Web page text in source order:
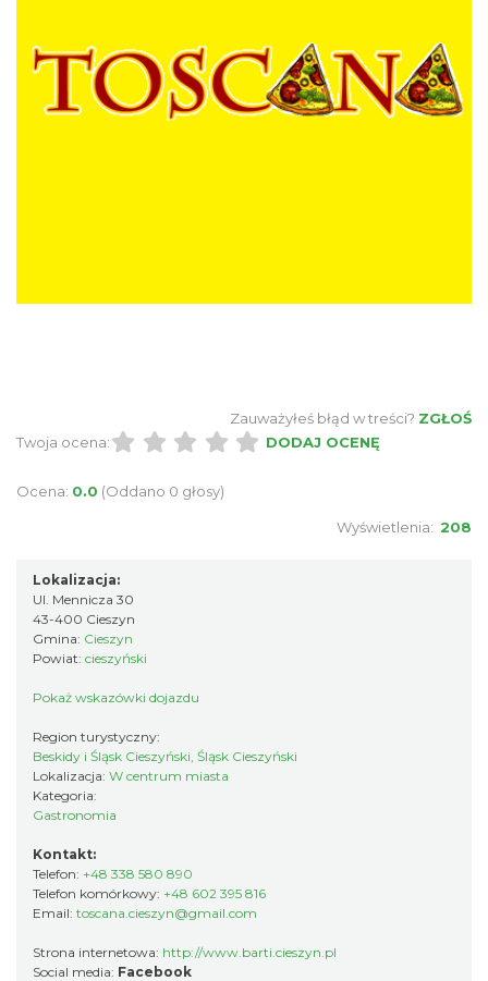
Zauważyłeś błąd w treści? ZGŁOŚ
Twoja ocena:
DODAJ OCENĘ
Ocena: 0.0 (Oddano 0 głosy)
Wyświetlenia: 208
Lokalizacja:
Ul. Mennicza 30
43-400 Cieszyn
Gmina: Cieszyn
Powiat: cieszyński
Pokaż wskazówki dojazdu
Region turystyczny:
Beskidy i Śląsk Cieszyński, Śląsk Cieszyński
Lokalizacja: W centrum miasta
Kategoria:
Gastronomia
Kontakt:
Telefon: +48 338 580 890
Telefon komórkowy: +48 602 395 816
Email: toscana.cieszyn@gmail.com
Strona internetowa: http://www.barti.cieszyn.pl
Social media: Facebook